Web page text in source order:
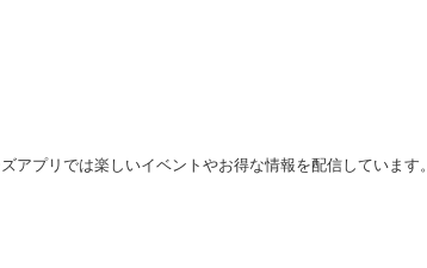
アプリでは楽しいイベントやお得な情報を配信しています。